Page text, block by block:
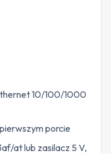
10/100/1000
porcie
at lub zasilacz 5 V,